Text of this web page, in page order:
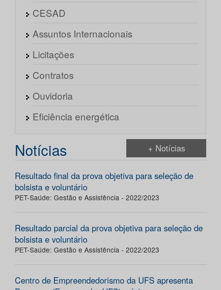
CESAD
Assuntos Internacionais
Licitações
Contratos
Ouvidoria
Eficiência energética
Notícias + Notícias
Resultado final da prova objetiva para seleção de
bolsista e voluntário
PET-Saúde: Gestão e Assistência - 2022/2023
Resultado parcial da prova objetiva para seleção de
bolsista e voluntário
PET-Saúde: Gestão e Assistência - 2022/2023
Centro de Empreendedorismo da UFS apresenta